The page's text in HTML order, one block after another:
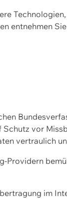
entnehmen
vor
vertraulich
Providern
im